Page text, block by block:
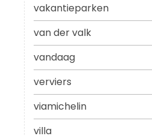
vakantieparken
van der valk
vandaag
verviers
viamichelin
villa